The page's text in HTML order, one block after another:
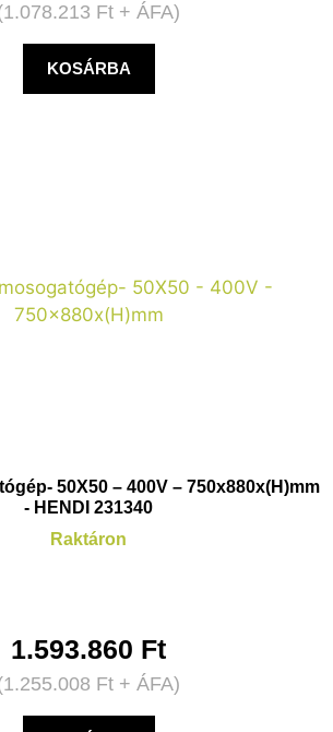
1.078.213 Ft + ÁFA)
KOSÁRBA
50X50 – 400V – 750x880x(H)mm
- HENDI 231340
Raktáron
1.593.860 Ft
1.255.008 Ft + ÁFA)